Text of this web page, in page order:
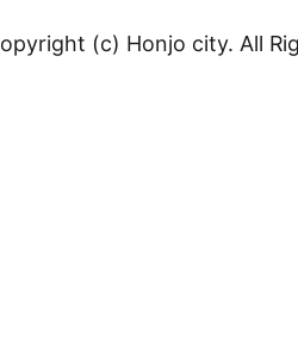
(c) Honjo city. All